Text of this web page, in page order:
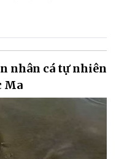
nhân cá tự nhiên
Ma